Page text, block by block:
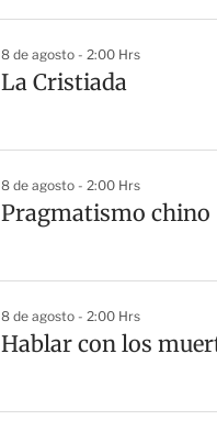
8 de agosto - 2:00 Hrs
La Cristiada
8 de agosto - 2:00 Hrs
Pragmatismo chino
8 de agosto - 2:00 Hrs
Hablar con los